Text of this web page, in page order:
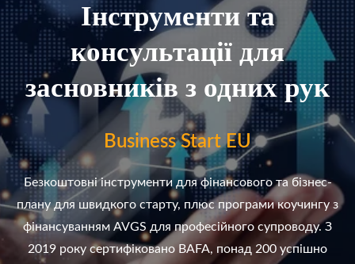
Інструменти та
консультації для
засновників з одних рук
Business Start EU
Безкоштовні інструменти для фінансового та бізнес-
плану для швидкого старту, плюс програми коучингу з
фінансуванням AVGS для професійного супроводу. З
2019 року сертифіковано BAFA, понад 200 успішно